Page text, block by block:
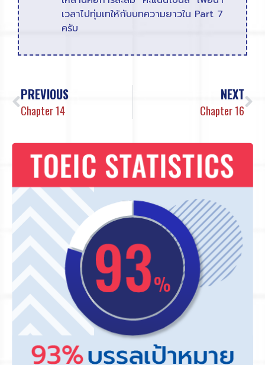
เวลาไปทุ่มเทให้กับบทความยาวใน Part 7
ครับ
PREVIOUS
Chapter 14
NEXT
Chapter 16